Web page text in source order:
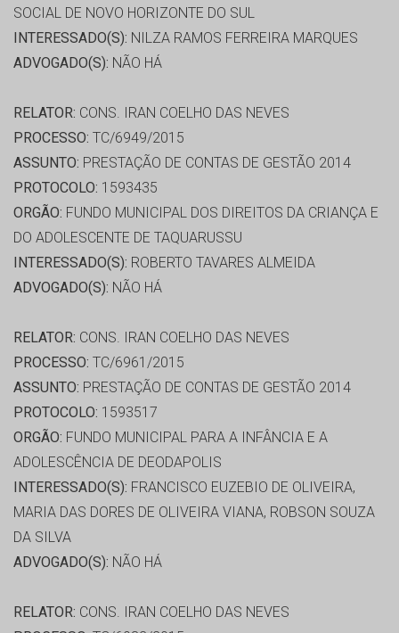
SOCIAL DE NOVO HORIZONTE DO SUL
INTERESSADO(S): NILZA RAMOS FERREIRA MARQUES
ADVOGADO(S): NÃO HÁ
RELATOR: CONS. IRAN COELHO DAS NEVES
PROCESSO: TC/6949/2015
ASSUNTO: PRESTAÇÃO DE CONTAS DE GESTÃO 2014
PROTOCOLO: 1593435
ORGÃO: FUNDO MUNICIPAL DOS DIREITOS DA CRIANÇA E
DO ADOLESCENTE DE TAQUARUSSU
INTERESSADO(S): ROBERTO TAVARES ALMEIDA
ADVOGADO(S): NÃO HÁ
RELATOR: CONS. IRAN COELHO DAS NEVES
PROCESSO: TC/6961/2015
ASSUNTO: PRESTAÇÃO DE CONTAS DE GESTÃO 2014
PROTOCOLO: 1593517
ORGÃO: FUNDO MUNICIPAL PARA A INFÂNCIA E A
ADOLESCÊNCIA DE DEODAPOLIS
INTERESSADO(S): FRANCISCO EUZEBIO DE OLIVEIRA,
MARIA DAS DORES DE OLIVEIRA VIANA, ROBSON SOUZA
DA SILVA
ADVOGADO(S): NÃO HÁ
RELATOR: CONS. IRAN COELHO DAS NEVES